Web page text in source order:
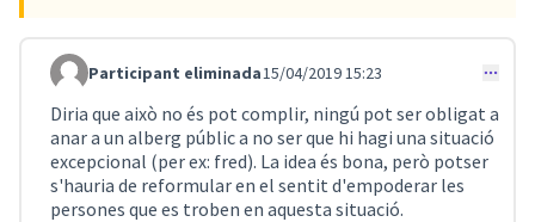
Comentari 55
Participant eliminada15/04/2019 15:23
Diria que això no és pot complir, ningú pot ser obligat a
anar a un alberg públic a no ser que hi hagi una situació
excepcional (per ex: fred). La idea és bona, però potser
s'hauria de reformular en el sentit d'empoderar les
persones que es troben en aquesta situació.